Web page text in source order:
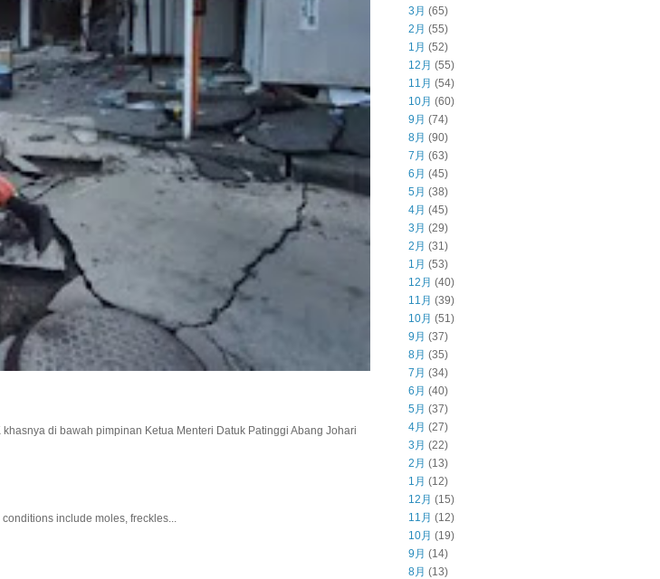
di bawah pimpinan Ketua Menteri Datuk Patinggi Abang Johari
include moles, freckles...
3月 (65)
2月 (55)
1月 (52)
12月 (55)
11月 (54)
10月 (60)
9月 (74)
8月 (90)
7月 (63)
6月 (45)
5月 (38)
4月 (45)
3月 (29)
2月 (31)
1月 (53)
12月 (40)
11月 (39)
10月 (51)
9月 (37)
8月 (35)
7月 (34)
6月 (40)
5月 (37)
4月 (27)
3月 (22)
2月 (13)
1月 (12)
12月 (15)
11月 (12)
10月 (19)
9月 (14)
8月 (13)